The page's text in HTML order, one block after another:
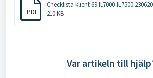
PDF
Checklista klient 69 IL7000-IL7500
210 KB
Var artikeln till